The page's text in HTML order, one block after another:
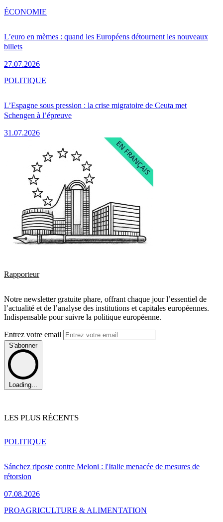
L’euro en mèmes : quand les Européens détournent les nouveaux
billets
27.07.2026
ÉCONOMIE
L’Espagne sous pression : la crise migratoire de Ceuta met
Schengen à l’épreuve
31.07.2026
POLITIQUE
Rapporteur
Notre newsletter gratuite phare, offrant chaque jour l’essentiel de
l’actualité et de l’analyse des institutions et capitales européennes.
Indispensable pour suivre la politique européenne.
Entrez votre email
S'abonner
Loading...
LES PLUS RÉCENTS
Sánchez riposte contre Meloni : l'Italie menacée de mesures de
rétorsion
07.08.2026
POLITIQUE
PROAGRICULTURE & ALIMENTATION